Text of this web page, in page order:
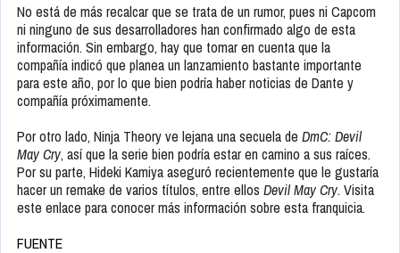
No está de más recalcar que se trata de un rumor, pues ni Capcom
ni ninguno de sus desarrolladores han confirmado algo de esta
información. Sin embargo, hay que tomar en cuenta que la
compañía indicó que planea un lanzamiento bastante importante
para este año, por lo que bien podría haber noticias de Dante y
compañía próximamente.
Por otro lado, Ninja Theory ve lejana una secuela de DmC: Devil
May Cry, así que la serie bien podría estar en camino a sus raíces.
Por su parte, Hideki Kamiya aseguró recientemente que le gustaría
hacer un remake de varios títulos, entre ellos Devil May Cry. Visita
este enlace para conocer más información sobre esta franquicia.
FUENTE